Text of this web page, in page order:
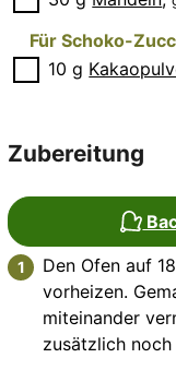
Für Schoko-
▢
10 g
Zubereitung
Den Ofen auf
vorheizen.
miteinander
zusätzlich